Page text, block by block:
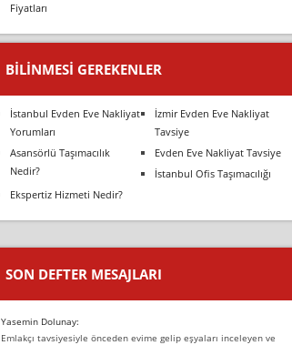
Fiyatları
BILINMESI GEREKENLER
İstanbul Evden Eve Nakliyat
Yorumları
İzmir Evden Eve Nakliyat
Tavsiye
Asansörlü Taşımacılık
Nedir?
Evden Eve Nakliyat Tavsiye
İstanbul Ofis Taşımacılığı
Ekspertiz Hizmeti Nedir?
SON DEFTER MESAJLARI
Yasemin Dolunay:
Emlakçı tavsiyesiyle önceden evime gelip eşyaları inceleyen ve